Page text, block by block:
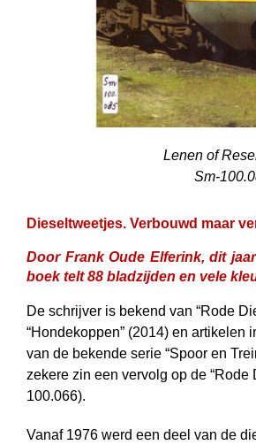
Lenen of
Sm-
Dieseltweetjes. Verbouwd maar
Door Frank Oude Elferink, dit
boek telt 88 bladzijden en vele
De schrijver is bekend van “Rode
“Hondekoppen” (2014) en artikelen
van de bekende serie “Spoor en
zekere zin een vervolg op de “Rode
100.066).
Vanaf 1976 werd een deel van de